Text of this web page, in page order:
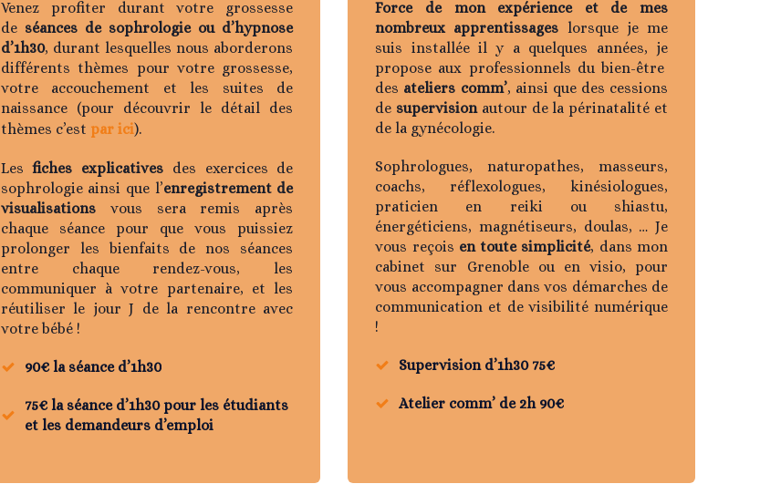
Venez profiter durant votre grossesse
deséances de sophrologie ou d’hypnose
d’1h30, durant lesquelles nous aborderons
différents thèmes pour votre grossesse,
votre accouchement et les suites de
naissance (pour découvrir le détail des
thèmes c’est par ici).
Lesfiches explicatives des exercices de
sophrologie ainsi que l’enregistrement de
visualisationsvous sera remis après
chaque séance pour que vous puissiez
prolonger les bienfaits de nos séances
entre chaque rendez-vous, les
communiquer à votre partenaire, et les
réutiliser le jour J de la rencontre avec
votre bébé !
90€ la séance d’1h30
75€ la séance d’1h30 pour les étudiants
et les demandeurs d’emploi
Force de mon expérience et de mes
nombreux apprentissages lorsque je me
suis installée il y a quelques années, je
propose aux professionnels du bien-être
des ateliers comm’, ainsi que des cessions
de supervisionautour de la périnatalité et
de la gynécologie.
Sophrologues, naturopathes, masseurs,
coachs, réflexologues, kinésiologues,
praticien en reiki ou shiastu,
énergéticiens, magnétiseurs, doulas, … Je
vous reçois en toute simplicité, dans mon
cabinet sur Grenoble ou en visio, pour
vous accompagner dans vos démarches de
communication et de visibilité numérique
!
Supervision d’1h30 75€
Atelier comm’ de 2h 90€